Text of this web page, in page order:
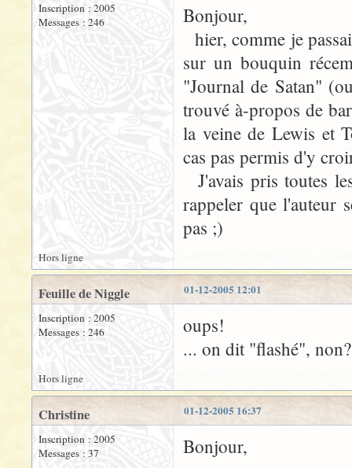
Inscription : 2005
Messages : 246
Bonjour,
hier, comme je
sur un bouquin
"Journal de Satan"
trouvé à-propos de
la veine de Lewis et
cas pas permis d'y
J'avais pris toutes
rappeler que l'auteur
pas ;)
Hors ligne
01-12-2005 12:01
Feuille de Niggle
Inscription : 2005
Messages : 246
oups!
... on dit "flashé", non?
Hors ligne
01-12-2005 16:37
Christine
Inscription : 2005
Messages : 37
Bonjour,